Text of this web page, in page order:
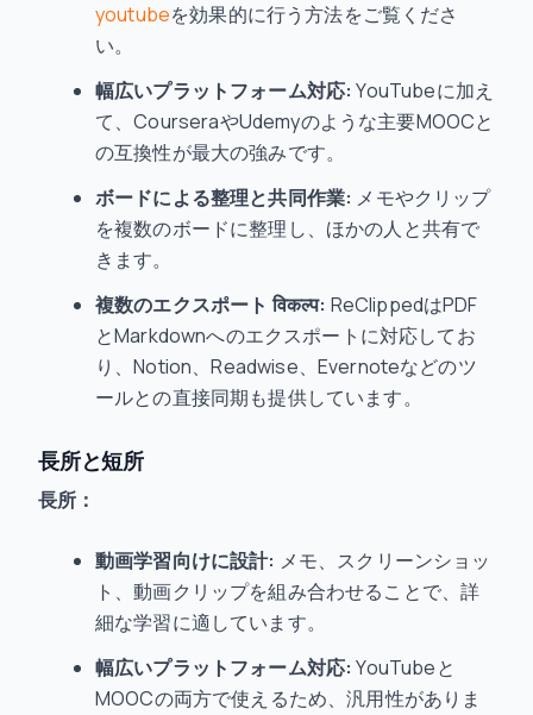
youtubeを効果的に行う方法をご覧くださ
い。
幅広いプラットフォーム対応: YouTubeに加え
て、CourseraやUdemyのような主要MOOCと
の互換性が最大の強みです。
ボードによる整理と共同作業: メモやクリップ
を複数のボードに整理し、ほかの人と共有で
きます。
複数のエクスポート विकल्प: ReClippedはPDF
とMarkdownへのエクスポートに対応してお
り、Notion、Readwise、Evernoteなどのツ
ールとの直接同期も提供しています。
長所と短所
長所：
動画学習向けに設計: メモ、スクリーンショッ
ト、動画クリップを組み合わせることで、詳
細な学習に適しています。
幅広いプラットフォーム対応: YouTubeと
MOOCの両方で使えるため、汎用性がありま